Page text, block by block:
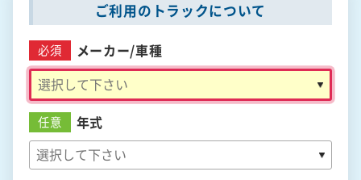
ご利用のトラックについて
必須 メーカー/車種
任意 年式